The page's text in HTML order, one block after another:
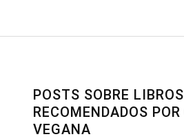
POSTS SOBRE LIBROS
RECOMENDADOS
VEGANA